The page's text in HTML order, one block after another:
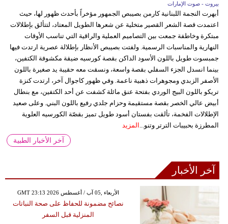
بيروت - صوت الإمارات
أبهرت النجمة اللبنانية كارمن بصيبص الجمهور مؤخراً بأحدث ظهور لها، حيث
اعتمدت قصة الشعر القصير متخلية عن شعرها الطويل المعتاد، لتتألق بإطلالات
مبتكرة وخاطفة جمعت بين التصاميم العملية والراقية التي تناسب الأوقات
النهارية والمناسبات الرسمية. ولفتت بصيبص الأنظار بإطلالة عصرية ارتدت فيها
جمبسوت طويل باللون الأسود الداكن بقصة كورسيه ضيقة مكشوفة الكتفين،
بينما انسدل الجزء السفلي بقصة واسعة، ونسقت معه حقيبة يد صغيرة باللون
الأصفر الزبدي ومجوهرات ذهبية ناعمة. وفي ظهور كاجوال آخر، ارتدت كنزة
تريكو باللون البيج الوردي بفتحة عنق مائلة كشفت عن أحد الكتفين، مع بنطال
أبيض عالي الخصر بقصة مستقيمة وحزام جلدي رفيع باللون البني. وعلى صعيد
الإطلالات الفخمة، تألقت بفستان أسود طويل تميز بقصّة الكورسيه العلوية
المطرزة بحبيبات الترتر وتنو... المزيد
آخر الأخبار الطبية
آخر الأخبار
GMT 23:13 2026 الأربعاء ,05 آب / أغسطس
نصائح مضمونة للحفاظ على صحة النباتات
المنزلية قبل السفر